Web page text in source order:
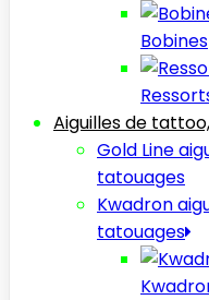
Bobines
Aiguilles de
Gold Line
tatouages
Kwadron
tatouages